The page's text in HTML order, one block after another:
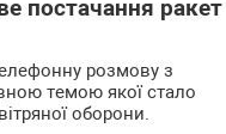
постачання ракет
розмову з
темою якої стало
оборони.